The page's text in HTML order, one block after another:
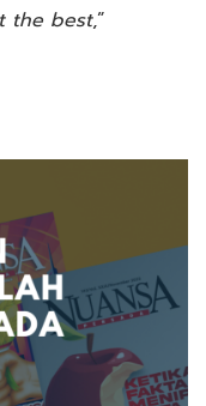
the best,”